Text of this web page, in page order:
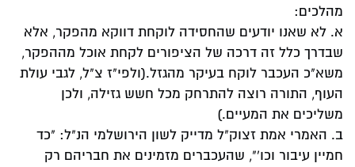
מהלכים:
א. לא שאנו יודעים שהחסידה לוקחת דווקא מהפקר, אלא
שבדרך כלל זה דרכה של הציפורים לקחת אוכל מההפקר,
משא"כ העכבר לוקח בעיקר מהגזל.(ולפי"ז צ"ל, לגבי עולת
העוף, התורה רוצה להתרחק מכל חשש גזילה, ולכן
משליכים את המעיים.)
ב. האמרי אמת זצוק"ל מדייק לשון הירושלמי הנ"ל: "כד
חמיין עיבור וכו'", שהעכברים מזמינים את חבריהם רק